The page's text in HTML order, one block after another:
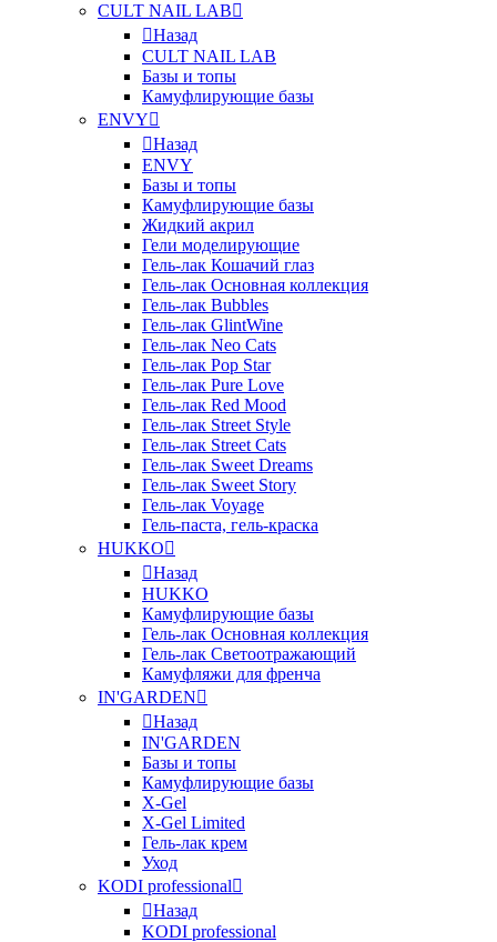
CULT NAIL LAB
Назад
CULT NAIL LAB
Базы и топы
Камуфлирующие базы
ENVY
Назад
ENVY
Базы и топы
Камуфлирующие базы
Жидкий акрил
Гели моделирующие
Гель-лак Кошачий глаз
Гель-лак Основная коллекция
Гель-лак Bubbles
Гель-лак GlintWine
Гель-лак Neo Cats
Гель-лак Pop Star
Гель-лак Pure Love
Гель-лак Red Mood
Гель-лак Street Style
Гель-лак Street Cats
Гель-лак Sweet Dreams
Гель-лак Sweet Story
Гель-лак Voyage
Гель-паста, гель-краска
HUKKO
Назад
HUKKO
Камуфлирующие базы
Гель-лак Основная коллекция
Гель-лак Светоотражающий
Камуфляжи для френча
IN'GARDEN
Назад
IN'GARDEN
Базы и топы
Камуфлирующие базы
X-Gel
X-Gel Limited
Гель-лак крем
Уход
KODI professional
Назад
KODI professional